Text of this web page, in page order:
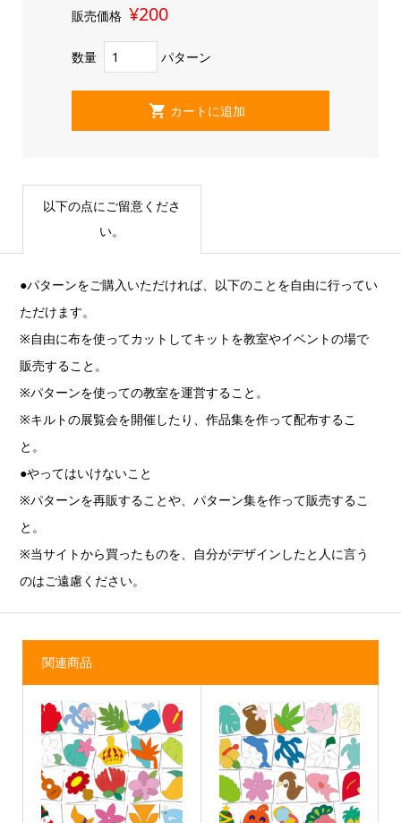
販売価格 ¥200
数量 パターン
以下の点にご留意くださ
い。
●パターンをご購入いただければ、以下のことを自由に行ってい
ただけます。
※自由に布を使ってカットしてキットを教室やイベントの場で
販売すること。
※パターンを使っての教室を運営すること。
※キルトの展覧会を開催したり、作品集を作って配布するこ
と。
●やってはいけないこと
※パターンを再販することや、パターン集を作って販売するこ
と。
※当サイトから買ったものを、自分がデザインしたと人に言う
のはご遠慮ください。
関連商品